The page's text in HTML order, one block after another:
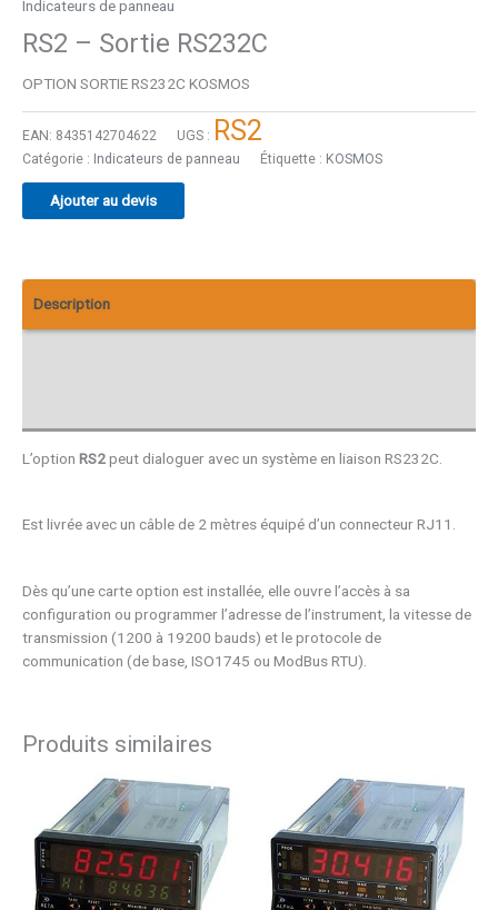
Indicateurs de panneau
RS2 – Sortie RS232C
OPTION SORTIE RS232C KOSMOS
EAN: 8435142704622 UGS : RS2
Catégorie : Indicateurs de panneau Étiquette : KOSMOS
Ajouter au devis
Description
L’option RS2peut dialoguer avec un système en liaison RS232C.
Est livrée avec un câble de 2 mètres équipé d’un connecteur RJ11.
Dès qu’une carte option est installée, elle ouvre l’accès à sa
configuration ou programmer l’adresse de l’instrument, la vitesse de
transmission (1200 à 19200 bauds) et le protocole de
communication (de base, ISO1745 ou ModBus RTU).
Produits similaires